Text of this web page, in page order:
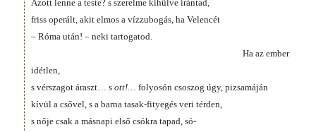
Ázott lenne a teste? s szerelme kihűlve irántad,
friss operált, akit elmos a vízzubogás, ha Velencét
– Róma után! – neki tartogatod.
Ha az ember
idétlen,
s vérszagot áraszt… s ott!… folyosón csoszog úgy, pizsamáján
kívül a csővel, s a barna tasak-fityegés veri térden,
s nője csak a másnapi első csókra tapad, só-